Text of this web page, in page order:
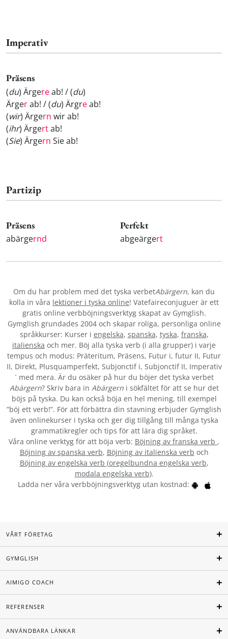
Imperativ
Präsens
(du) Ärgereab! / (du)
Ärgerab! / (du) Ärgreab!
(wir) Ärgern wir ab!
(ihr) Ärgertab!
(Sie) Ärgern Sie ab!
Partizip
Präsens
abärgernd
Perfekt
abgeärgert
Om du har problem med det tyska verbetAbärgern, kan du
kolla in våra lektioner i tyska online! Vatefaireconjuguer är ett
gratis online verbböjningsverktyg skapat av Gymglish.
Gymglish grundades 2004 och skapar roliga, personliga online
språkkurser: Kurser i engelska, spanska, tyska, franska,
italienska och mer. Böj alla tyska verb (i alla grupper) i varje
tempus och modus: Präteritum, Präsens, Futur i, futur II, Futur
II, Direkt, Plusquamperfekt, Subjonctif i, Subjonctif II, Imperativ
´ med mera. Är du osäker på hur du böjer det tyska verbet
Abärgern? Skriv bara in Abärgerni sökfältet för att se hur det
böjs på tyska. Du kan också böja en hel mening, till exempel
”böj ett verb!”. För att förbättra din stavning erbjuder Gymglish
även onlinekurser i tyska och ger dig tillgång till många tyska
grammatikregler och tips för att lära dig språket.
Våra online verktyg för att böja verb: Böjning av franska verb ,
Böjning av spanska verb, Böjning av italienska verb och
Böjning av engelska verb (oregelbundna engelska verb,
modala engelska verb).
Ladda ner våra verbböjningsverktyg utan kostnad:
VÅRT FÖRETAG
GYMGLISH
AIMIGO COACH
REFERENSER
ANVÄNDBARA LÄNKAR